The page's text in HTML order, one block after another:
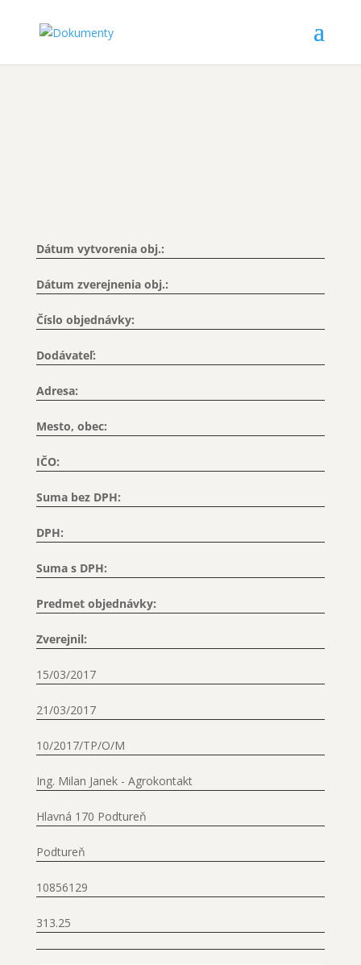
Dátum vytvorenia obj.:
Dátum zverejnenia obj.:
Číslo objednávky:
Dodávateľ:
Adresa:
Mesto, obec:
IČO:
Suma bez DPH:
DPH:
Suma s DPH:
Predmet objednávky:
Zverejnil:
15/03/2017
21/03/2017
10/2017/TP/O/M
Ing. Milan Janek - Agrokontakt
Hlavná 170 Podtureň
Podtureň
10856129
313.25